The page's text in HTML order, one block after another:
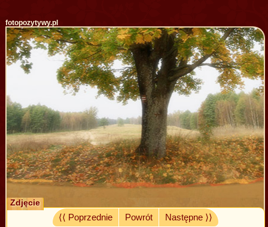
fotopozytywy.pl
Zdjęcie
⟨⟨ Poprzednie
Powrót Następne ⟩⟩